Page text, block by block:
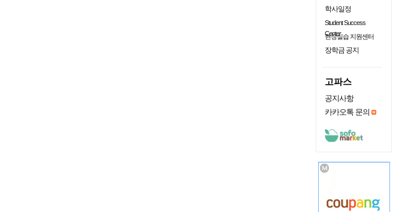
학사일정
Student Success
Center
현장실습 지원센터
장학금 공지
고파스
공지사항
카카오톡 문의